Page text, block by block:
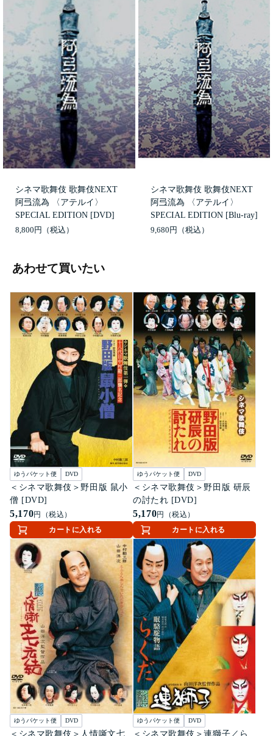
シネマ歌舞伎 歌舞伎NEXT
阿弖流為 〈アテルイ〉
SPECIAL EDITION [DVD]
8,800円
シネマ歌舞伎 歌舞伎NEXT
阿弖流為 〈アテルイ〉
SPECIAL EDITION [Blu-ray]
9,680円
あわせて買いたい
ゆうパケット便 DVD
＜シネマ歌舞伎＞野田版 鼠小
僧 [DVD]
5,170円（税込）
カートに入れる
ゆうパケット便 DVD
＜シネマ歌舞伎＞野田版 研辰
の討たれ [DVD]
5,170円（税込）
カートに入れる
ゆうパケット便 DVD
＜シネマ歌舞伎＞人情噺文七
ゆうパケット便 DVD
＜シネマ歌舞伎＞連獅子／ら